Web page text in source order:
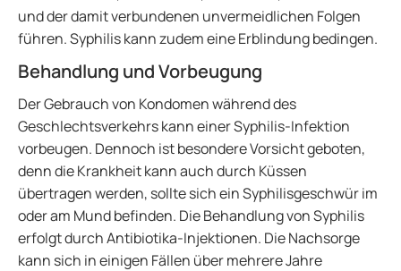
und der damit verbundenen unvermeidlichen Folgen
führen. Syphilis kann zudem eine Erblindung bedingen.
Behandlung und Vorbeugung
Der Gebrauch von Kondomen während des
Geschlechtsverkehrs kann einer Syphilis-Infektion
vorbeugen. Dennoch ist besondere Vorsicht geboten,
denn die Krankheit kann auch durch Küssen
übertragen werden, sollte sich ein Syphilisgeschwür im
oder am Mund befinden. Die Behandlung von Syphilis
erfolgt durch Antibiotika-Injektionen. Die Nachsorge
kann sich in einigen Fällen über mehrere Jahre